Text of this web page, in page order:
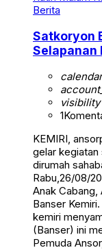
Berita
Satkoryon
Selapanan
visibility
1
KEMIRI,
gelar kegiatan
dirumah
Rabu,26/08/
Anak
Banser
kemiri
(Banser) ini
Pemuda